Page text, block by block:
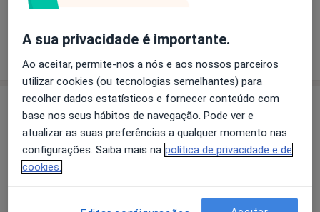
Mostrar mais detalhes
sobre a experiência
Preços
Sem informação sobre serviços e preços
Este especialista ainda não adicionou nenhuma
A sua privacidade é importante.
Ao aceitar, permite-nos a nós e aos nossos parceiros
utilizar cookies (ou tecnologias semelhantes) para
recolher dados estatísticos e fornecer conteúdo com
base nos seus hábitos de navegação. Pode ver e
atualizar as suas preferências a qualquer momento nas
configurações. Saiba mais na política de privacidade e de
cookies.